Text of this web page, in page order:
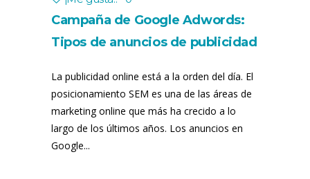
Campaña de Google Adwords:
Tipos de anuncios de publicidad
La publicidad online está a la orden del día. El
posicionamiento SEM es una de las áreas de
marketing online que más ha crecido a lo
largo de los últimos años. Los anuncios en
Google...